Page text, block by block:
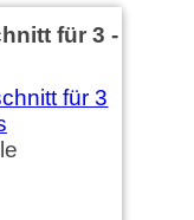
für 3 -